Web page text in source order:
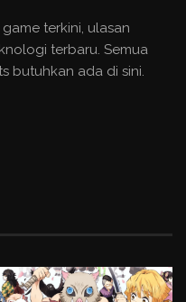
terkini, ulasan
terbaru. Semua
butuhkan ada di sini.